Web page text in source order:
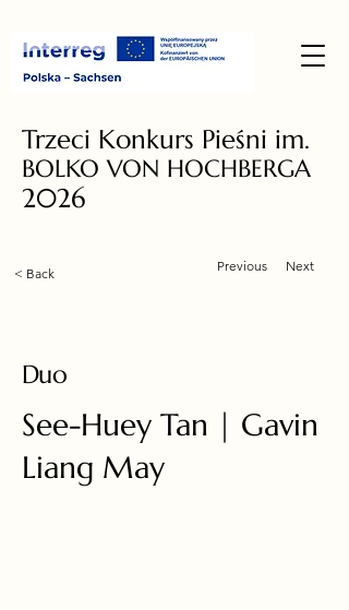
Trzeci Konkurs Pieśni im.
BOLKO VON HOCHBERGA
2026
< Back Previous Next
Duo
See-Huey Tan | Gavin
Liang May